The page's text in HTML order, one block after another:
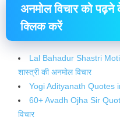
अनमोल विचारकोपढ़ने
क्लिककरें
Lal Bahadur Shastri
शास्त्री की अनमोल विचार
Yogi Adityanath Quotes
60+ Avadh Ojha Sir
विचार